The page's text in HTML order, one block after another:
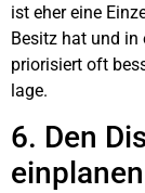
ist eher eine
Besitz hat und in
prio­ri­siert oft
la­ge.
6. Den
ein­pla­nen